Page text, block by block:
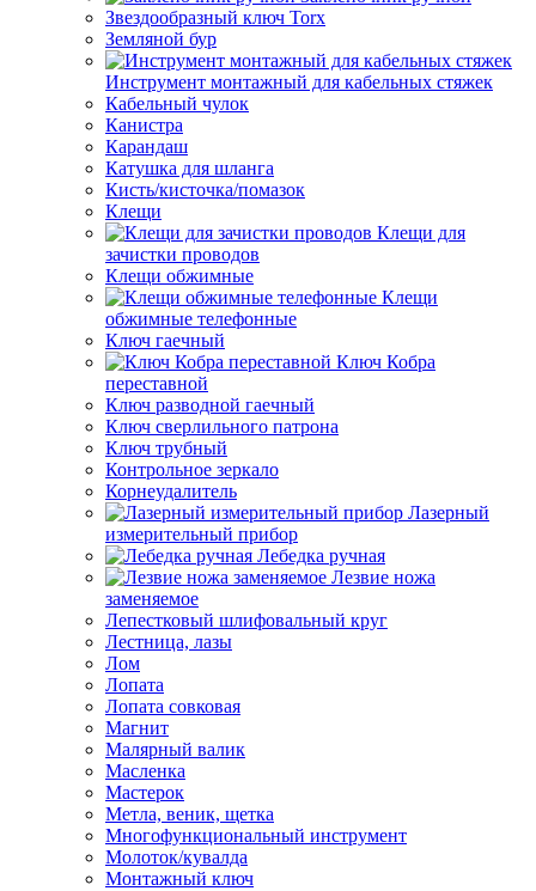
Звездообразный ключ Torx
Земляной бур
Инструмент монтажный для кабельных стяжек
Кабельный чулок
Канистра
Карандаш
Катушка для шланга
Кисть/кисточка/помазок
Клещи
Клещи для
зачистки проводов
Клещи обжимные
Клещи
обжимные телефонные
Ключ гаечный
Ключ Кобра
переставной
Ключ разводной гаечный
Ключ сверлильного патрона
Ключ трубный
Контрольное зеркало
Корнеудалитель
Лазерный
измерительный прибор
Лебедка ручная
Лезвие ножа
заменяемое
Лепестковый шлифовальный круг
Лестница, лазы
Лом
Лопата
Лопата совковая
Магнит
Малярный валик
Масленка
Мастерок
Метла, веник, щетка
Многофункциональный инструмент
Молоток/кувалда
Монтажный ключ